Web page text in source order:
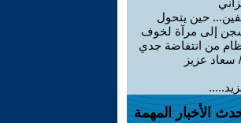
حين يتحول
إلى مرآة لخوف
من انتفاضة جدي
سعاد عزيز
الأخبار المهمة